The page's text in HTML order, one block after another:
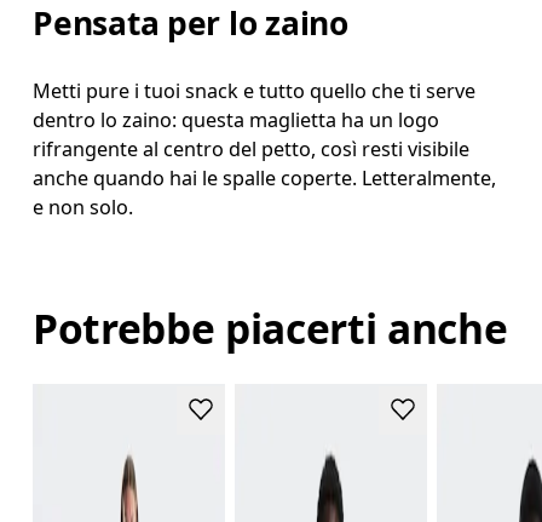
Pensata per lo zaino
Metti pure i tuoi snack e tutto quello che ti serve
dentro lo zaino: questa maglietta ha un logo
rifrangente al centro del petto, così resti visibile
anche quando hai le spalle coperte. Letteralmente,
e non solo.
Potrebbe piacerti anche